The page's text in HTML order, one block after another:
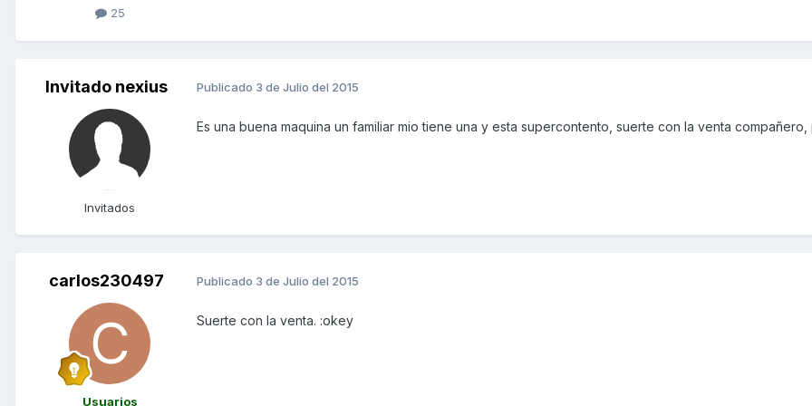
25
Invitado nexius
Invitados
Publicado 3 de Julio del 2015
Es una buena maquina un familiar mio tiene una y esta supercontento, suerte con la venta compañero,
carlos230497
Usuarios
Publicado 3 de Julio del 2015
Suerte con la venta. :okey